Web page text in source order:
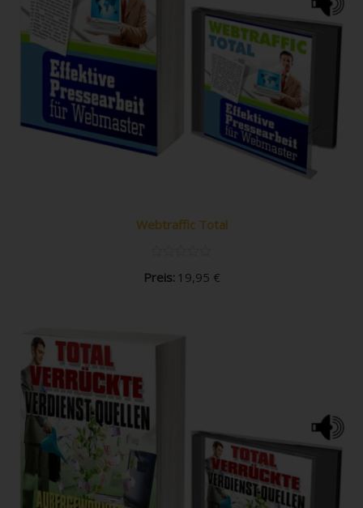
Webtraffic Total
Preis: 19,95 €